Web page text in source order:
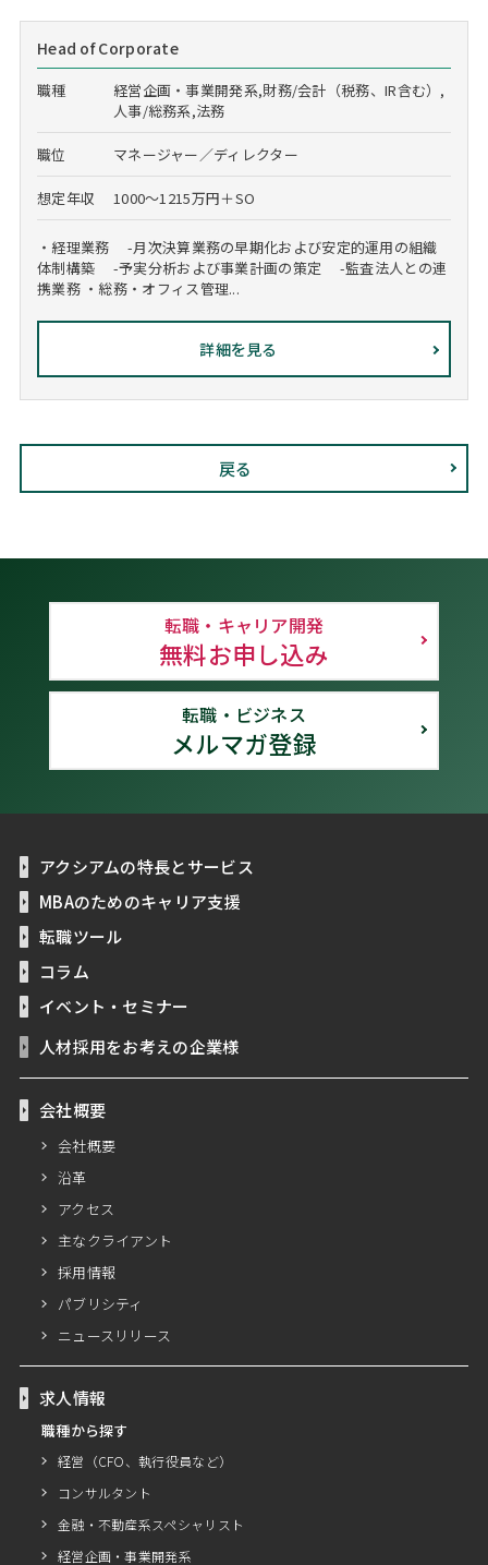
Head of Corporate
職種
経営企画・事業開発系,財務/会計（税務、IR含む）,
人事/総務系,法務
職位 マネージャー／ディレクター
想定年収 1000～1215万円＋SO
・経理業務 -月次決算業務の早期化および安定的運用の組織
体制構築 -予実分析および事業計画の策定 -監査法人との連
携業務 ・総務・オフィス管理...
詳細を見る
戻る
転職・キャリア開発
無料お申し込み
転職・ビジネス
メルマガ登録
アクシアムの特長とサービス
MBAのためのキャリア支援
転職ツール
コラム
イベント・セミナー
人材採用をお考えの企業様
会社概要
会社概要
沿革
アクセス
主なクライアント
採用情報
パブリシティ
ニュースリリース
求人情報
職種から探す
経営（CFO、執行役員など）
コンサルタント
金融・不動産系スペシャリスト
経営企画・事業開発系